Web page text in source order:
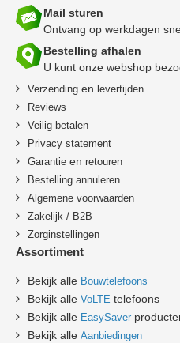
Mail sturen
Ontvang op werkdagen
Bestelling afhalen
U kunt onze webshop
Verzending en levertijden
Reviews
Veilig betalen
Privacy statement
Garantie en retouren
Bestelling annuleren
Algemene voorwaarden
Zakelijk / B2B
Zorginstellingen
Assortiment
Bekijk alle Bouwtelefoons
Bekijk alle VoLTE telefoons
Bekijk alle EasySaver
Bekijk alle Aanbiedingen